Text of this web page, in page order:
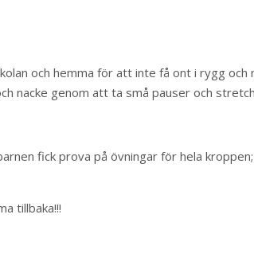
och hemma för att inte få ont i rygg och
nacke genom att ta små pauser och
fick prova på övningar för hela kroppen;
tillbaka!!!